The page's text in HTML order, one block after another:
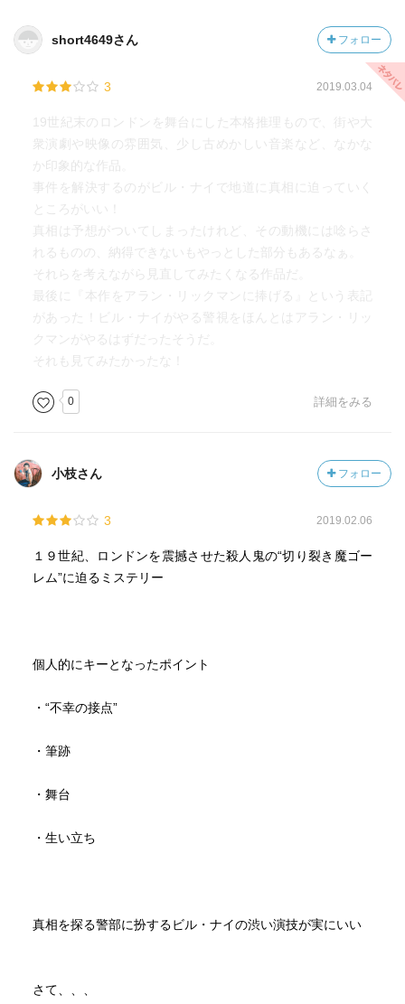
剛を煮やしたリジーはジョンが書き上げることができなか
った脚本、『不幸の接点』を上演したところつまらないと
わざとつまらなくしたのはリジーの復讐。
やっぱりジョンが連続殺人鬼ゴーレムなのだと、リジーの
絞首刑を止めるために走るキルディア警部補。
夫毒殺犯として観客のいない絞首台で刑執行間際のリジ
ー。
首吊りの縄がかけられる寸前、キルディア警部補が現れ執
行停止を行う。
偉大な連続殺人鬼として大勢の観客に囲まれて死にたい。
い。
犯として1人静かに処刑され、ジョンがゴーレムとして公表
哀れな大衆演劇の女優リジーの生涯をアヴェリンが演じよ
うに浴びる。
short4649さん フォロー
3 2019.03.04
19世紀末のロンドンを舞台にした本格推理もので、街や大
衆演劇や映像の雰囲気、少し古めかしい音楽など、なかな
か印象的な作品。
事件を解決するのがビル・ナイで地道に真相に迫っていく
ところがいい！
真相は予想がついてしまったけれど、その動機には唸らさ
れるものの、納得できないもやっとした部分もあるなぁ。
それらを考えながら見直してみたくなる作品だ。
最後に『本作をアラン・リックマンに捧げる』という表記
があった！ビル・ナイがやる警視をほんとはアラン・リッ
クマンがやるはずだったそうだ。
それも見てみたかったな！
0 詳細をみる
小枝さん フォロー
3 2019.02.06
１９世紀、ロンドンを震撼させた殺人鬼の“切り裂き魔ゴー
レム”に迫るミステリー
個人的にキーとなったポイント
・“不幸の接点”
・筆跡
・舞台
・生い立ち
真相を探る警部に扮するビル・ナイの渋い演技が実にいい
さて、、、